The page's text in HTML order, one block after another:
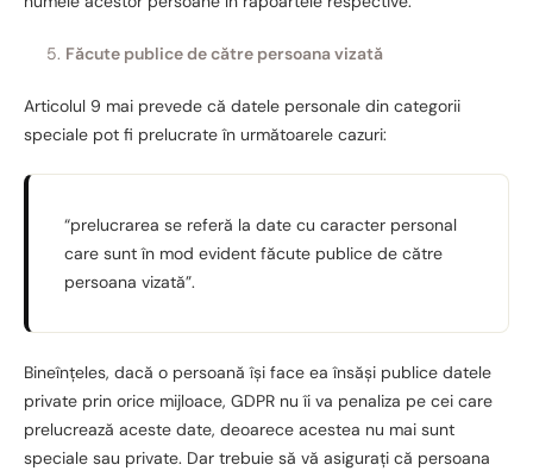
Făcute publice de către persoana vizată
Articolul 9 mai prevede că datele personale din categorii
speciale pot fi prelucrate în următoarele cazuri:
“prelucrarea se referă la date cu caracter personal
care sunt în mod evident făcute publice de către
persoana vizată”.
Bineînțeles, dacă o persoană își face ea însăși publice datele
private prin orice mijloace, GDPR nu îi va penaliza pe cei care
prelucrează aceste date, deoarece acestea nu mai sunt
speciale sau private. Dar trebuie să vă asigurați că persoana